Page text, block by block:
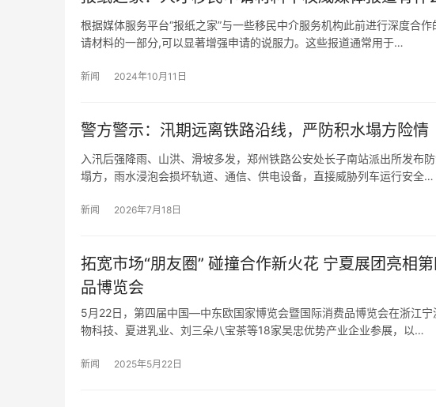
根据媒体服务平台“报纸之家”与一些移民中介服务机构此前进行深度合
请材料的一部分,可以显著增强申请的说服力。这些报道通常用于…
新闻 2024年10月11日
警方警示：汛期远离铁路沿线，严防积水塌方险情
入汛后强降雨、山洪、滑坡多发，郑州铁路公安处长子南站派出所发布
塌方，雨水浸泡会损坏轨道、通信、供电设备，直接威胁列车运行安全…
新闻 2026年7月18日
拓宽市场“朋友圈” 碰撞合作新火花 宁夏展团亮相
品博览会
5月22日，第四届中国—中东欧国家博览会暨国际消费品博览会在浙江
物科技、夏进乳业、刘三朵八宝茶等18家吴忠优势产业企业参展，以…
新闻 2025年5月22日